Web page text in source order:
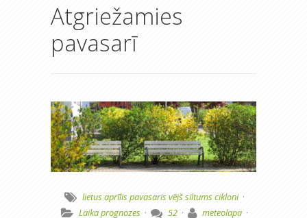
Atgriežamies
pavasarī
lietusaprīlis pavasarisvējšsiltums cikloni ·
Laika prognozes · 52 · meteolapa ·